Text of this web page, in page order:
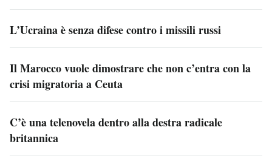
L’Ucraina è senza difese contro i missili russi
Il Marocco vuole dimostrare che non c’entra con la
crisi migratoria a Ceuta
C’è una telenovela dentro alla destra radicale
britannica